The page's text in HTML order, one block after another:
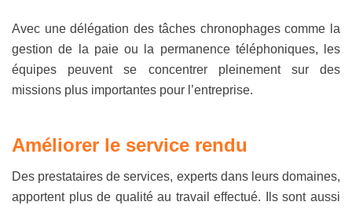
Avec une délégation des tâches chronophages comme la
gestion de la paie ou la permanence téléphoniques, les
équipes peuvent se concentrer pleinement sur des
missions plus importantes pour l’entreprise.
Améliorer le service rendu
Des prestataires de services, experts dans leurs domaines,
apportent plus de qualité au travail effectué. Ils sont aussi